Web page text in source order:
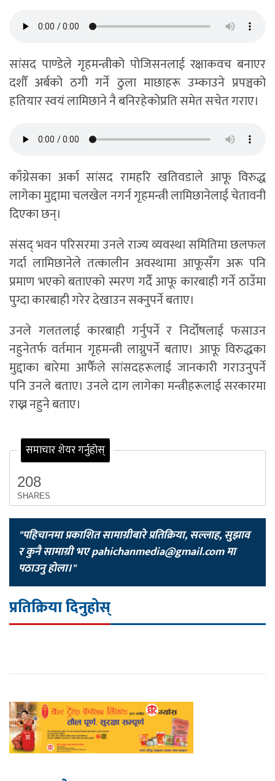
सांसद पाण्डेले गृहमन्त्रीको पोजिसनलाई रक्षाकवच बनाएर
दशौँ अर्बको ठगी गर्ने ठुला माछाहरू उम्काउने प्रपञ्चको
हतियार स्वयं लामिछाने नै बनिरहेकोप्रति समेत सचेत गराए।
काँग्रेसका अर्का सांसद रामहरि खतिवडाले आफू विरुद्ध
लागेका मुद्दामा चलखेल नगर्न गृहमन्त्री लामिछानेलाई चेतावनी
दिएका छन्।
संसद् भवन परिसरमा उनले राज्य व्यवस्था समितिमा छलफल
गर्दा लामिछानेले तत्कालीन अवस्थामा आफूसँग अरू पनि
प्रमाण भएको बताएको स्मरण गर्दै आफू कारबाही गर्ने ठाउँमा
पुग्दा कारबाही गरेर देखाउन सक्नुपर्ने बताए।
उनले गलतलाई कारबाही गर्नुपर्ने र निर्दोषलाई फसाउन
नहुनेतर्फ वर्तमान गृहमन्त्री लाग्नुपर्ने बताए। आफू विरुद्धका
मुद्दाका बारेमा आफैँले सांसदहरूलाई जानकारी गराउनुपर्ने
पनि उनले बताए। उनले दाग लागेका मन्त्रीहरूलाई सरकारमा
राख्न नहुने बताए।
समाचार शेयर गर्नुहोस्
208
SHARES
"पहिचानमा प्रकाशित सामाग्रीबारे प्रतिक्रिया, सल्लाह, सुझाव
र कुनै सामाग्री भएpahichanmedia@gmail.comमा
पठाउनु होला।"
प्रतिक्रिया दिनुहोस्